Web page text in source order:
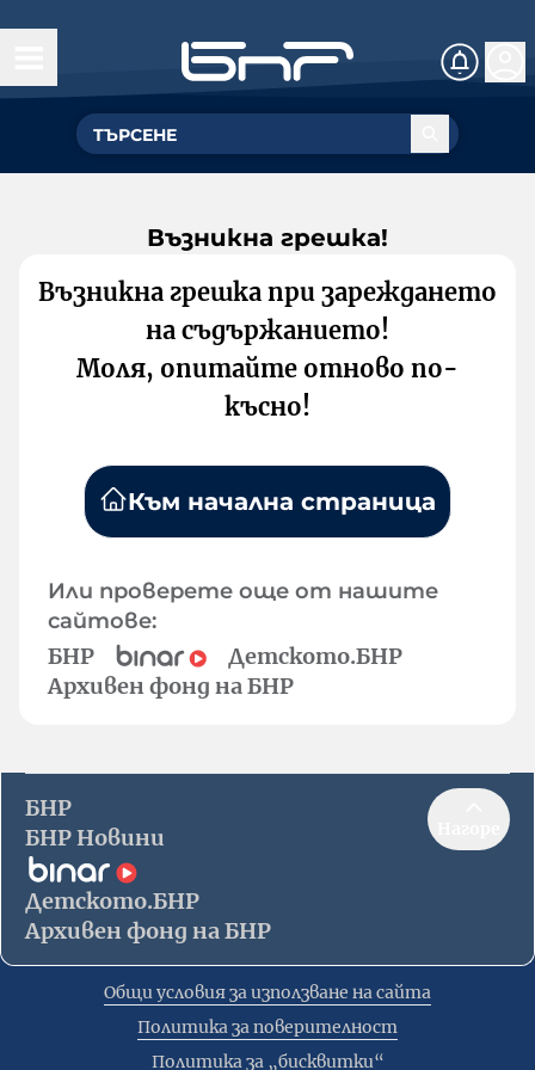
Възникна грешка!
Възникна грешка при зареждането
на съдържанието!
Моля, опитайте отново по-
късно!
Към начална страница
Или проверете още от нашите
сайтове:
БНР
Детското.БНР
Архивен фонд на БНР
БНР
БНР Новини
Детското.БНР
Архивен фонд на БНР
Общи условия за използване на сайта
Политика за поверителност
Политика за „бисквитки“